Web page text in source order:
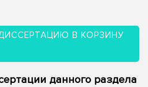
В КОРЗИНУ
данного раздела